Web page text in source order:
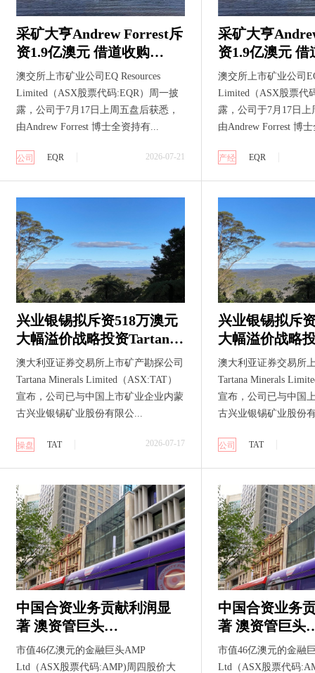
采矿大亨Andrew Forrest斥
资1.9亿澳元 借道收购
Oaktree旧股入主澳洲钨矿
商EQ Resources
Limited（ASX:EQR） 押
注西方供应链缺口与国防
澳交所上市矿业公司EQ Resources
Limited（ASX股票代码:EQR）周一披
露，公司于7月17日上周五盘后获悉，
由Andrew Forrest 博士全资持有...
公司 EQR 2026-07-21
采矿大亨
资1.9亿澳元 借
Oaktree旧股入
商EQ
Limited（
注西方供应链
澳交所上市矿业公司
Limited（ASX股票代
露，公司于7月17日
由Andrew Forrest 博
产经 EQR
兴业银锡拟斥资518万澳元
大幅溢价战略投资Tartana
Minerals （ASX: TAT)成为
第一大股东 ASX银锡铜锌
资源平台获中国矿业资本
支持
澳大利亚证券交易所上市矿产勘探公司
Tartana Minerals Limited（ASX:TAT）
宣布，公司已与中国上市矿业企业内蒙
古兴业银锡矿业股份有限公...
操盘 TAT 2026-07-17
兴业银锡拟斥
大幅溢价战略
Minerals （
第一大股东
资源平台获中
支持
澳大利亚证券交易所
Tartana Minerals
宣布，公司已与中国
古兴业银锡矿业股份
公司 TAT
中国合资业务贡献利润显
著 澳资管巨头
AMP（ASX:AMP)创近两
年最大单日涨幅
市值46亿澳元的金融巨头AMP
Ltd（ASX股票代码:AMP)周四股价大
中国合资业务
著 澳资管巨头
AMP（
年最大单日涨
市值46亿澳元的金融
Ltd（ASX股票代码